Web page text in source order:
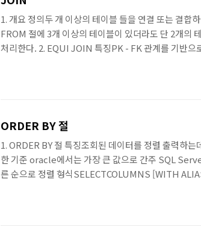
1. 개요 정의두 개 이상의 테이블 들을 연결 또는 결합
FROM 절에 3개 이상의 테이블이 있더라도 단 2개의
처리한다. 2. EQUI JOIN 특징PK - FK 관계를 기반
ORDER BY 절
1. ORDER BY 절 특징조회된 데이터를 정렬 출력하
한 기준 oracle에서는 가장 큰 값으로 간주 SQL
른 순으로 정렬 형식SELECTCOLUMNS [WITH